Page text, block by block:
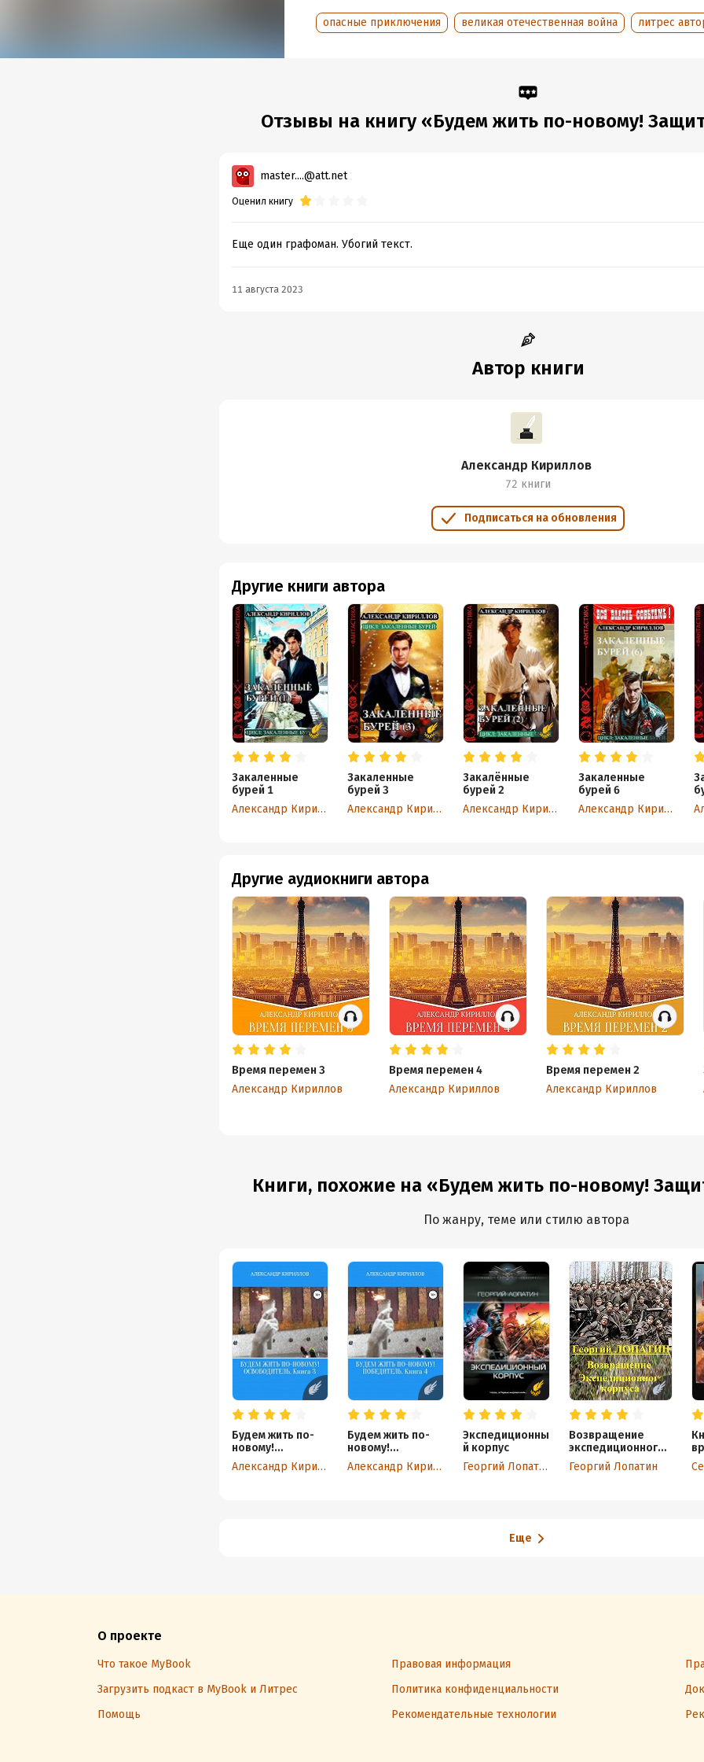
опасные приключения великая отечественная война литрес
Отзывы на книгу «Будем жить по-новому!
master....@att.net
Оценил книгу
Еще один графоман. Убогий текст.
11 августа 2023
Автор книги
Александр Кириллов
72 книги
Подписаться на обновления
Другие книги автора
Закаленные
бурей 1
Александр Кириллов
Закаленные
бурей 3
Александр Кириллов
Закалённые
бурей 2
Александр Кириллов
Закаленные
бурей 6
Александр Кириллов
Другие аудиокниги автора
Время перемен 3
Александр Кириллов
Время перемен 4
Александр Кириллов
Время перемен 2
Александр Кириллов
Книги, похожие на «Будем жить по-новому!
По жанру, теме или стилю автора
Будем жить по-
новому!
Освободитель.
Книга 3
Александр Кириллов
Будем жить по-
новому!
Победитель.
Книга 4
Александр Кириллов
Экспедиционны
й корпус
Георгий Лопатин
Возвращение
экспедиционного
корпуса
Георгий Лопатин
Еще
О проекте
Что такое MyBook Правовая информация
Загрузить подкаст в MyBook и Литрес
Политика конфиденциальности
Помощь
Рекомендательные технологии